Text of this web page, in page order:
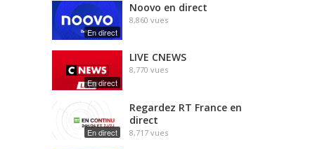
En direct
Noovo en direct
8,860 vues
En direct
LIVE CNEWS
8,770 vues
En direct
Regardez RT France en
direct
8,717 vues